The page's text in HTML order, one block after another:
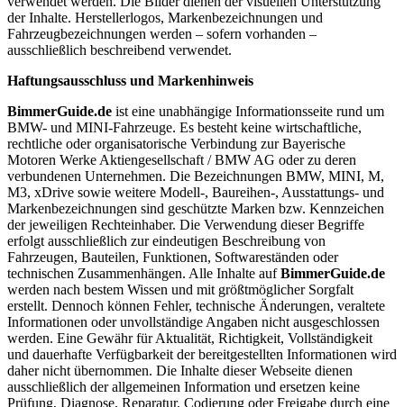
der Inhalte. Herstellerlogos, Markenbezeichnungen und
Fahrzeugbezeichnungen werden – sofern vorhanden –
ausschließlich beschreibend verwendet.
Haftungsausschluss und Markenhinweis
BimmerGuide.de ist eine unabhängige Informationsseite rund um
BMW- und MINI-Fahrzeuge. Es besteht keine wirtschaftliche,
rechtliche oder organisatorische Verbindung zur Bayerische
Motoren Werke Aktiengesellschaft / BMW AG oder zu deren
verbundenen Unternehmen. Die Bezeichnungen BMW, MINI, M,
M3, xDrive sowie weitere Modell-, Baureihen-, Ausstattungs- und
Markenbezeichnungen sind geschützte Marken bzw. Kennzeichen
der jeweiligen Rechteinhaber. Die Verwendung dieser Begriffe
erfolgt ausschließlich zur eindeutigen Beschreibung von
Fahrzeugen, Bauteilen, Funktionen, Softwareständen oder
technischen Zusammenhängen. Alle Inhalte aufBimmerGuide.de
werden nach bestem Wissen und mit größtmöglicher Sorgfalt
erstellt. Dennoch können Fehler, technische Änderungen, veraltete
Informationen oder unvollständige Angaben nicht ausgeschlossen
werden. Eine Gewähr für Aktualität, Richtigkeit, Vollständigkeit
und dauerhafte Verfügbarkeit der bereitgestellten Informationen wird
daher nicht übernommen. Die Inhalte dieser Webseite dienen
ausschließlich der allgemeinen Information und ersetzen keine
Prüfung, Diagnose, Reparatur, Codierung oder Freigabe durch eine